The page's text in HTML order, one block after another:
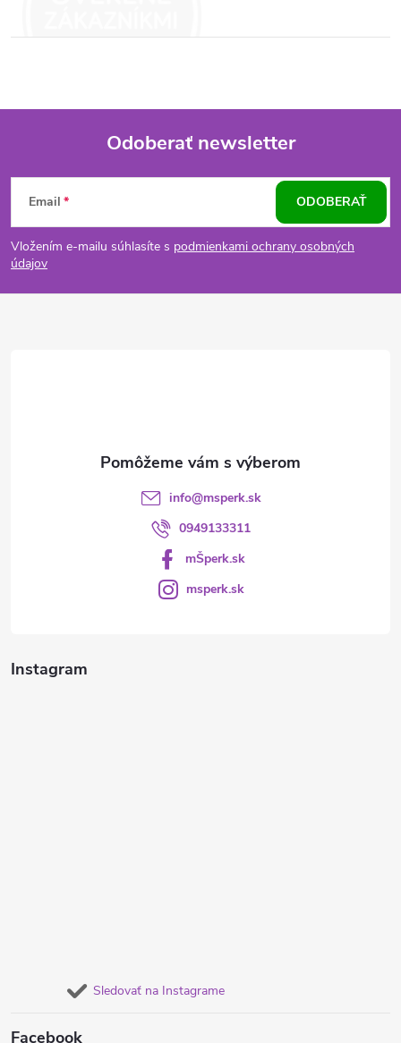
Z
á
p
Odoberať newsletter
Email
Vložením e-mailu súhlasíte s podmienkami ochrany osobných
údajov
ODOBERAŤ
Instagram
Sledovať na Instagrame
info@msperk.sk
0949133311
mŠperk.sk
msperk.sk
Facebook